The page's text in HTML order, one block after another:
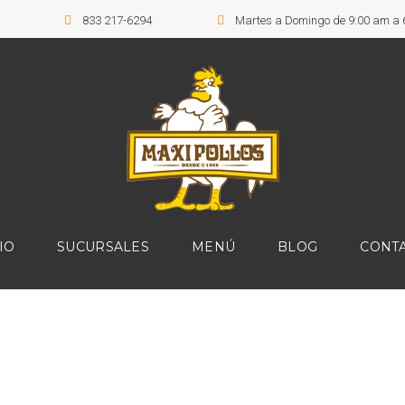
833 217-6294 Martes a Domingo de 9:00 am a
SUCURSALES MENÚ BLOG